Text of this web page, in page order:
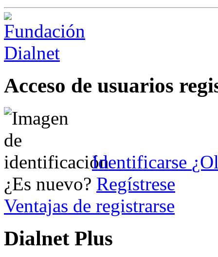
Acceso de usuarios
Identificarse
¿Es nuevo? Regístrese
Ventajas de registrarse
Dialnet Plus